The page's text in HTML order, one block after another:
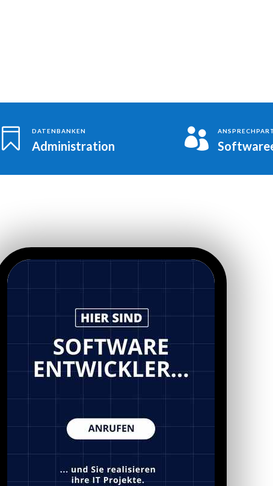
 DATENBANKEN
Administration 